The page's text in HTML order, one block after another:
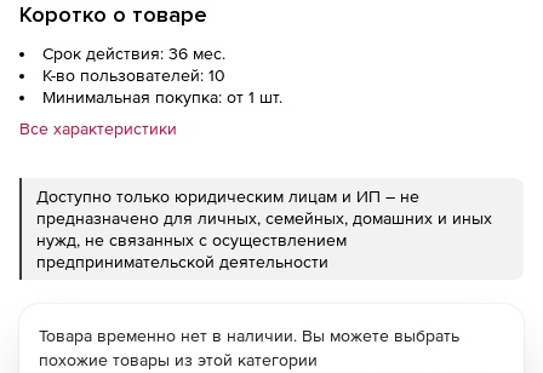
Коротко о товаре
Срок действия: 36 мес.
К-во пользователей: 10
Минимальная покупка: от 1 шт.
Все характеристики
Доступно только юридическим лицам и ИП – не
предназначено для личных, семейных, домашних и иных
нужд, не связанных с осуществлением
предпринимательской деятельности
Товара временно нет в наличии. Вы можете выбрать
похожие товары из этой категории